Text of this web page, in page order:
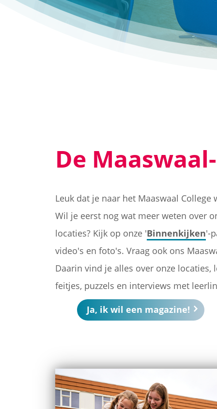
De
Leuk dat je naar het Maaswaal College
Wil je eerst nog wat meer weten over
locaties? Kijk op onze 'Binnenkijken'-
video's en foto's. Vraag ook ons
Daarin vind je alles over onze locaties,
feitjes, puzzels en interviews met
Ja, ik wil een magazine!